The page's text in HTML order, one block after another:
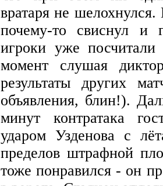
вратаря не
почему-то свиснул и
игроки уже
момент слушая
результаты других
объявления, блин!).
минут контратака
ударом Узденова с
пределов штрафной
тоже понравился - он